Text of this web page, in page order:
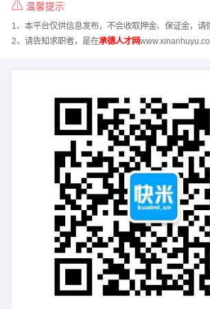
温馨提示
1、本平台仅供信息发布，不会收取押金、保证金，请
2、请告知求职者，是在承德人才网